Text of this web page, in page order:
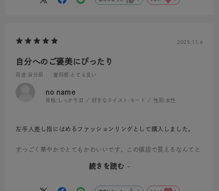
2025.11.6
自分へのご褒美にぴったり
用途 :自分用 着用感 :とても良い
no name
骨格: しっかり目 好きなテイスト: モード 性別: 女性
左手人差し指にはめるファッションリングとして購入しました。
すっごく華やかでとてもかわいいです。この値段で買えるなんてと
続きを読む